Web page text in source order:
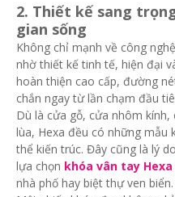
2. Thiết kế sang
gian sống
Không chỉ mạnh về công
nhờ thiết kế tinh tế, hiện đại
hoàn thiện cao cấp, đường
chắn ngay từ lần chạm đầu
Dù là cửa gỗ, cửa nhôm
lùa, Hexa đều có những mẫu
thể kiến trúc. Đây cũng là lý
lựa chọn khóa vân tay
nhà phố hay biệt thự ven biển.